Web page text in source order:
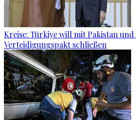
Kreise: Türkiye will mit Pakistan
Verteidigungspakt schließen